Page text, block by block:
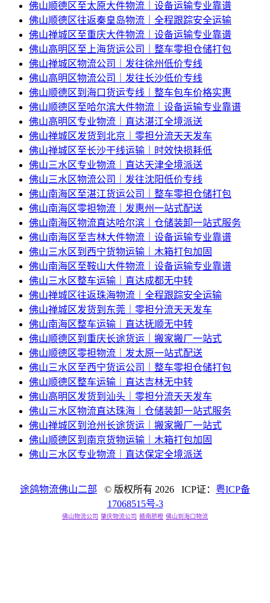
佛山顺德区至太原大件物流｜设备运输专业靠谱
佛山顺德区往返秦皇岛物流｜全程跟踪安全运输
佛山禅城区至重庆大件物流｜设备运输专业靠谱
佛山高明区至上海货运公司｜整车零担仓储打包
佛山禅城区物流公司｜发往徐州低价专线
佛山高明区物流公司｜发往长沙低价专线
佛山顺德区到海口货运专线｜整车包车价格实惠
佛山顺德区至哈尔滨大件物流｜设备运输专业靠谱
佛山高明区专业物流｜直达湛江全境派送
佛山禅城区发货到北京｜零担分流天天发车
佛山禅城区至长沙干线运输｜时效快损耗低
佛山三水区专业物流｜直达天津全境派送
佛山三水区物流公司｜发往沈阳低价专线
佛山南海区至湛江货运公司｜整车零担仓储打包
佛山南海区零担物流｜发惠州一站式配送
佛山南海区物流直达哈尔滨｜仓储装卸一站式服务
佛山南海区至吉林大件物流｜设备运输专业靠谱
佛山三水区到西宁货物运输｜木箱打包加固
佛山南海区至鞍山大件物流｜设备运输专业靠谱
佛山三水区整车运输｜直达成都无中转
佛山禅城区往返珠海物流｜全程跟踪安全运输
佛山禅城区发货到东莞｜零担分流天天发车
佛山南海区整车运输｜直达抚顺无中转
佛山顺德区到重庆长途货运｜搬家搬厂一站式
佛山顺德区零担物流｜发太原一站式配送
佛山三水区至西宁货运公司｜整车零担仓储打包
佛山顺德区整车运输｜直达吉林无中转
佛山高明区发货到汕头｜零担分流天天发车
佛山三水区物流直达珠海｜仓储装卸一站式服务
佛山禅城区到沧州长途货运｜搬家搬厂一站式
佛山顺德区到南京货物运输｜木箱打包加固
佛山三水区专业物流｜直达保定全境派送
途鸽物流佛山二部 © 版权所有 2026 ICP证： 粤ICP备
17068515号-3
佛山物流公司 肇庆物流公司 赣南脐橙 佛山到海口物流